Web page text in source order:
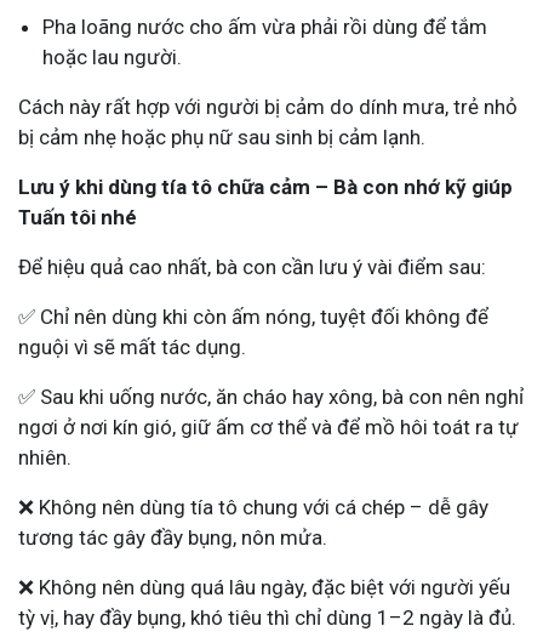
Pha loãng nước cho ấm vừa phải rồi dùng để tắm
hoặc lau người.
Cách này rất hợp với người bị cảm do dính mưa, trẻ nhỏ
bị cảm nhẹ hoặc phụ nữ sau sinh bị cảm lạnh.
Lưu ý khi dùng tía tô chữa cảm – Bà con nhớ kỹ giúp
Tuấn tôi nhé
Để hiệu quả cao nhất, bà con cần lưu ý vài điểm sau:
✅ Chỉ nên dùng khi còn ấm nóng, tuyệt đối không để
nguội vì sẽ mất tác dụng.
✅ Sau khi uống nước, ăn cháo hay xông, bà con nên nghỉ
ngơi ở nơi kín gió, giữ ấm cơ thể và để mồ hôi toát ra tự
nhiên.
❌ Không nên dùng tía tô chung với cá chép – dễ gây
tương tác gây đầy bụng, nôn mửa.
❌ Không nên dùng quá lâu ngày, đặc biệt với người yếu
tỳ vị, hay đầy bụng, khó tiêu thì chỉ dùng 1–2 ngày là đủ.